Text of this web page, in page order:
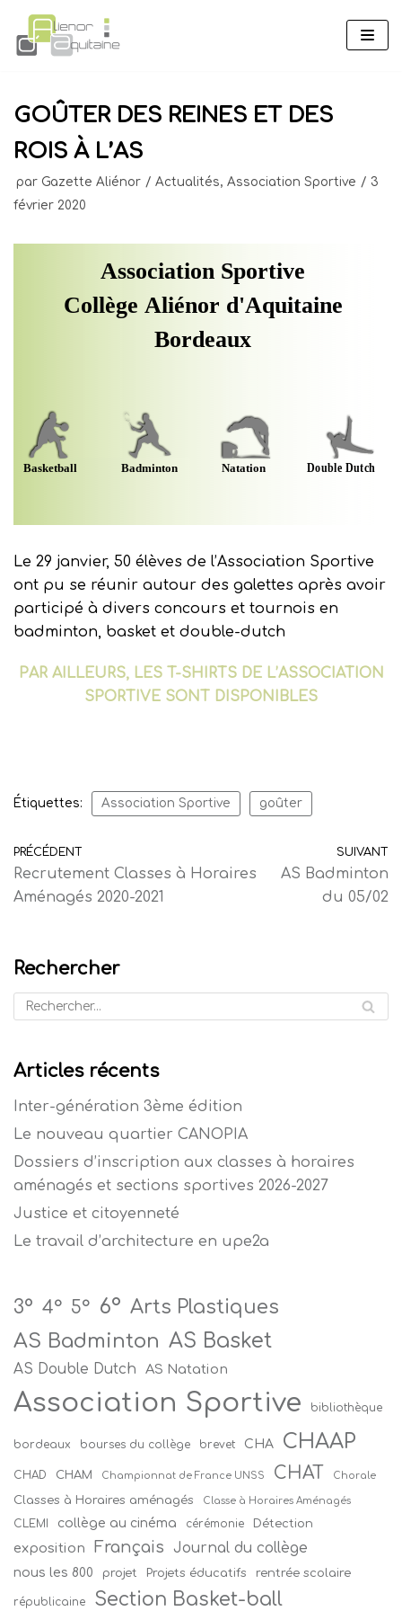
Aller
au
GOÛTER DES REINES ET DES
ROIS À L’AS
par Gazette Aliénor Actualités, Association Sportive
3
février 2020
Le 29 janvier, 50 élèves de l’Association Sportive
ont pu se réunir autour des galettes après avoir
participé à divers concours et tournois en
badminton, basket et double-dutch
PAR AILLEURS, LES T-SHIRTS DE L’ASSOCIATION
SPORTIVE SONT DISPONIBLES
Étiquettes: Association Sportive goûter
PRÉCÉDENT
Recrutement Classes à Horaires
Aménagés 2020-2021
SUIVANT
AS Badminton
du 05/02
Rechercher
Articles récents
Inter-génération 3ème édition
Le nouveau quartier CANOPIA
Dossiers d’inscription aux classes à horaires
aménagés et sections sportives 2026-2027
Justice et citoyenneté
Le travail d’architecture en upe2a
3° 4° 5° 6° Arts Plastiques
AS Badminton AS Basket
AS Double Dutch AS Natation
Association Sportive bibliothèque
bordeaux bourses du collège brevet CHA CHAAP
CHAD CHAM Championnat de France UNSS CHAT Chorale
Classes à Horaires aménagés Classe à Horaires Aménagés
CLEMI collège au cinéma cérémonie Détection
exposition Français Journal du collège
nous les 800 projet Projets éducatifs rentrée scolaire
républicaine Section Basket-ball